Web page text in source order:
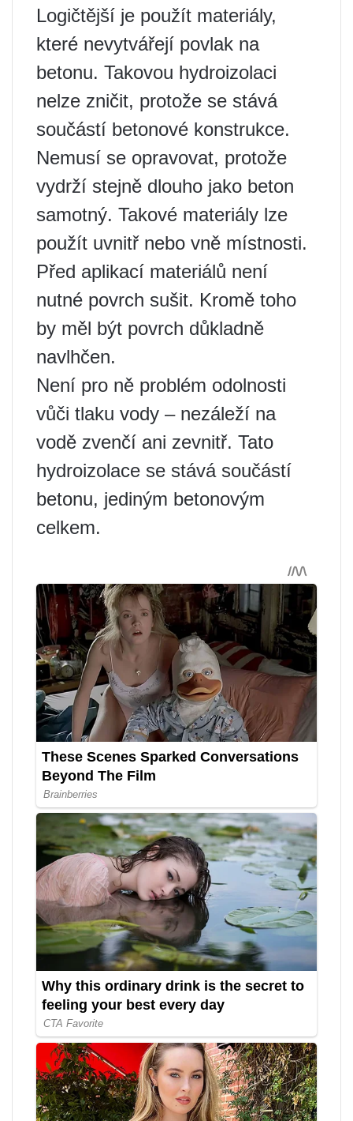
Logičtější je použít materiály,
které nevytvářejí povlak na
betonu. Takovou hydroizolaci
nelze zničit, protože se stává
součástí betonové konstrukce.
Nemusí se opravovat, protože
vydrží stejně dlouho jako beton
samotný. Takové materiály lze
použít uvnitř nebo vně místnosti.
Před aplikací materiálů není
nutné povrch sušit. Kromě toho
by měl být povrch důkladně
navlhčen.
Není pro ně problém odolnosti
vůči tlaku vody – nezáleží na
vodě zvenčí ani zevnitř. Tato
hydroizolace se stává součástí
betonu, jediným betonovým
celkem.